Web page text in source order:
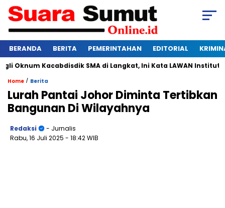
BERANDA BERITA PEMERINTAHAN EDITORIAL
Kacabdisdik SMA di Langkat, Ini Kata LAWAN Institute
Home / Berita
Lurah Pantai Johor Diminta Tertibkan
Bangunan Di Wilayahnya
Redaksi
- Jurnalis
Rabu, 16 Juli 2025 - 18:42 WIB